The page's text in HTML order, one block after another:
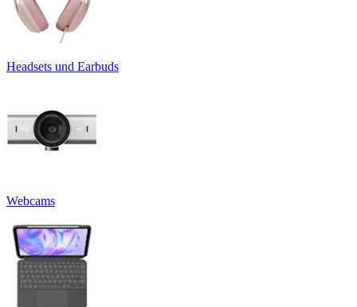
Headsets und Earbuds
Webcams